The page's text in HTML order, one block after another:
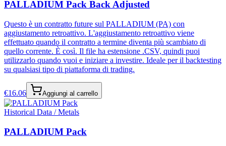
PALLADIUM Pack Back Adjusted
Questo è un contratto future sul PALLADIUM (PA) con
aggiustamento retroattivo. L'aggiustamento retroattivo viene
effettuato quando il contratto a termine diventa più scambiato di
quello corrente. È così. Il file ha estensione .CSV, quindi puoi
utilizzarlo quando vuoi e iniziare a investire. Ideale per il backtesting
su qualsiasi tipo di piattaforma di trading.
€16.06 Aggiungi al carrello
Historical Data / Metals
PALLADIUM Pack